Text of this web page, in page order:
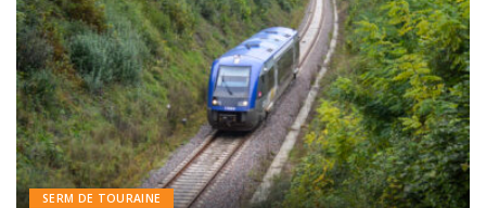
SERM DE TOURAINE